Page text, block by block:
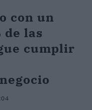
con un
de las
cumplir